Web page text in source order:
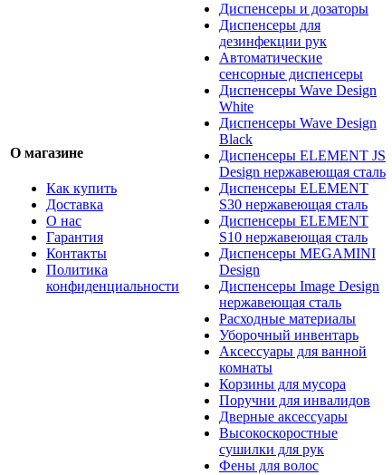
О магазине
Как купить
Доставка
О нас
Гарантия
Контакты
Политика
конфиденциальности
Диспенсеры и дозаторы
Диспенсеры для
дезинфекции рук
Автоматические
сенсорные диспенсеры
Диспенсеры Wave Design
White
Диспенсеры Wave Design
Black
Диспенсеры ELEMENT JS
Design нержавеющая сталь
Диспенсеры ELEMENT
S30 нержавеющая сталь
Диспенсеры ELEMENT
S10 нержавеющая сталь
Диспенсеры MEGAMINI
Design
Диспенсеры Image Design
нержавеющая сталь
Расходные материалы
Уборочный инвентарь
Аксессуары для ванной
комнаты
Корзины для мусора
Поручни для инвалидов
Дверные аксессуары
Высокоскоростные
сушилки для рук
Фены для волос